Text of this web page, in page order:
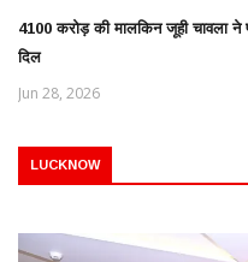
4100 करोड़ की मालकिन जूही चावला ने
दिल
Jun 28, 2026
LUCKNOW